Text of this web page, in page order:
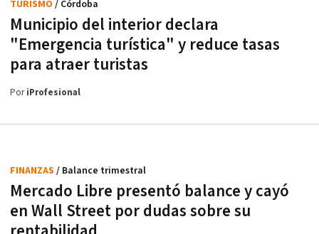
Municipio del interior declara
"Emergencia turística" y reduce tasas
para atraer turistas
TURISMO / Córdoba
PoriProfesional
Mercado Libre presentó balance y cayó
en Wall Street por dudas sobre su
FINANZAS / Balance trimestral